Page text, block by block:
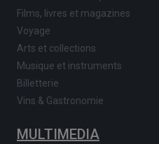
Films, livres et magazines
Voyage
Arts et collections
Musique et instruments
Billetterie
Vins & Gastronomie
MULTIMEDIA